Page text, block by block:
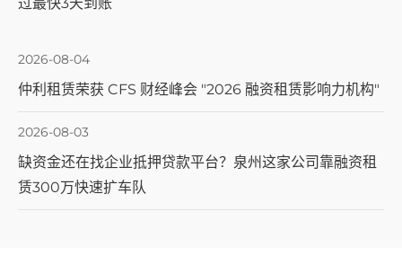
2026-08-04
仲利租赁荣获 CFS 财经峰会 "2026 融资租赁影响力机构"
2026-08-03
缺资金还在找企业抵押贷款平台？泉州这家公司靠融资租
赁300万快速扩车队